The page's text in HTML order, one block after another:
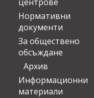
Нормативни
документи
За обществено
обсъждане
Архив
Информационни
материали